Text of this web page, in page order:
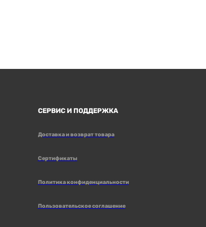
СЕРВИС И ПОДДЕРЖКА
Доставка и возврат товара
Сертификаты
Политика конфиденциальности
Пользовательское соглашение